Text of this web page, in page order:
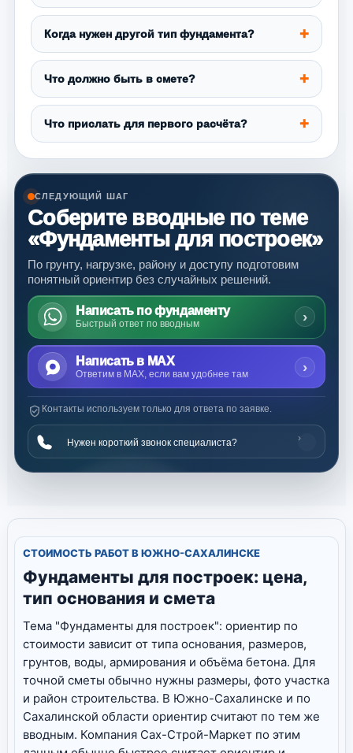
Когда нужен другой тип фундамента?
Что должно быть в смете?
Что прислать для первого расчёта?
СЛЕДУЮЩИЙ ШАГ
Соберите вводные по теме
«Фундаменты для построек»
По грунту, нагрузке, району и доступу подготовим
понятный ориентир без случайных решений.
Написать по фундаменту
Быстрый ответ по вводным ›
Написать в MAX
Ответим в MAX, если вам удобнее там ›
Контакты используем только для ответа по заявке.
Нужен короткий звонок специалиста? ›
СТОИМОСТЬ РАБОТ В ЮЖНО-САХАЛИНСКЕ
Фундаменты для построек: цена,
тип основания и смета
Тема "Фундаменты для построек": ориентир по
стоимости зависит от типа основания, размеров,
грунтов, воды, армирования и объёма бетона. Для
точной сметы обычно нужны размеры, фото участка
и район строительства. В Южно-Сахалинске и по
Сахалинской области ориентир считают по тем же
вводным. Компания Сах-Строй-Маркет по этим